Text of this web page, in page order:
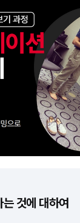
것에 대하여